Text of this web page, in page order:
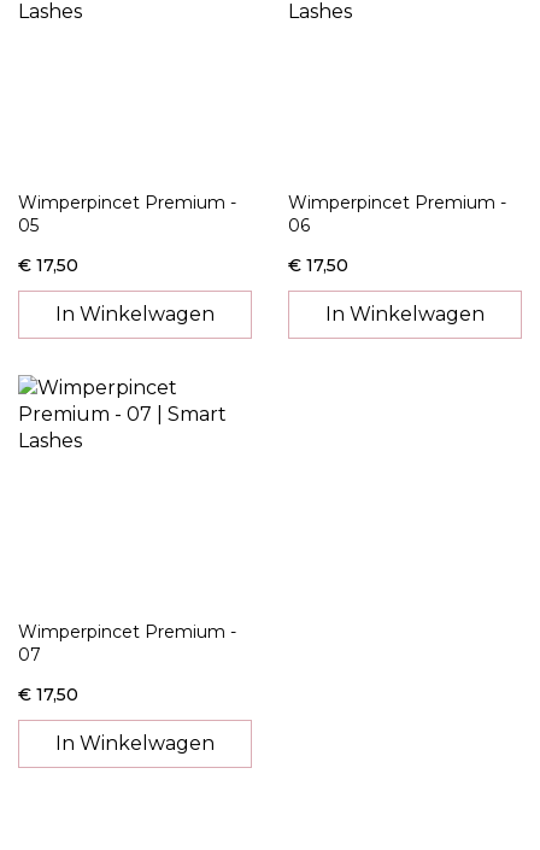
Wimperpincet Premium -
05
€ 17,50
In Winkelwagen
Wimperpincet Premium -
06
€ 17,50
In Winkelwagen
Wimperpincet Premium -
07
€ 17,50
In Winkelwagen